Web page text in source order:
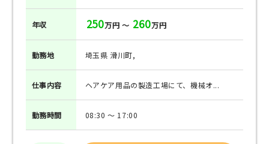
年収 250万円 ～ 260万円
勤務地 埼玉県 滑川町,
仕事内容 ヘアケア用品の製造工場にて、機械オ...
勤務時間 08:30 ～ 17:00